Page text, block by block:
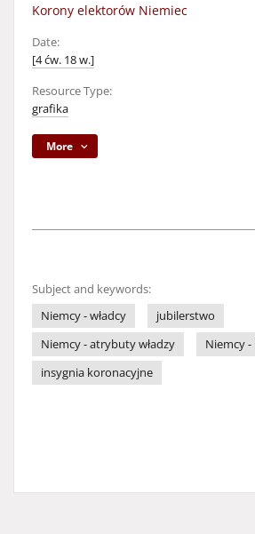
Korony elektorów Niemiec
Date:
[4 ćw. 18 w.]
Resource Type:
grafika
More
Subject and keywords:
Niemcy - władcy
jubilerstwo
Niemcy - atrybuty władzy
Niemcy
insygnia koronacyjne